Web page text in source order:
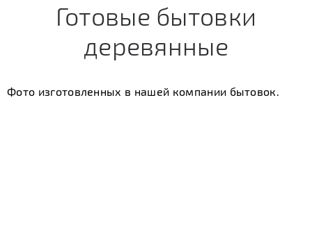
Готовые бытовки
деревянные
Фото изготовленных в нашей компании бытовок.